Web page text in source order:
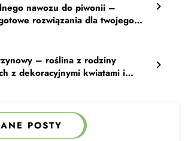
nawozu do piwonii –
rozwiązania dla twojego
– roślina z rodziny
z dekoracyjnymi kwiatami i
POSTY